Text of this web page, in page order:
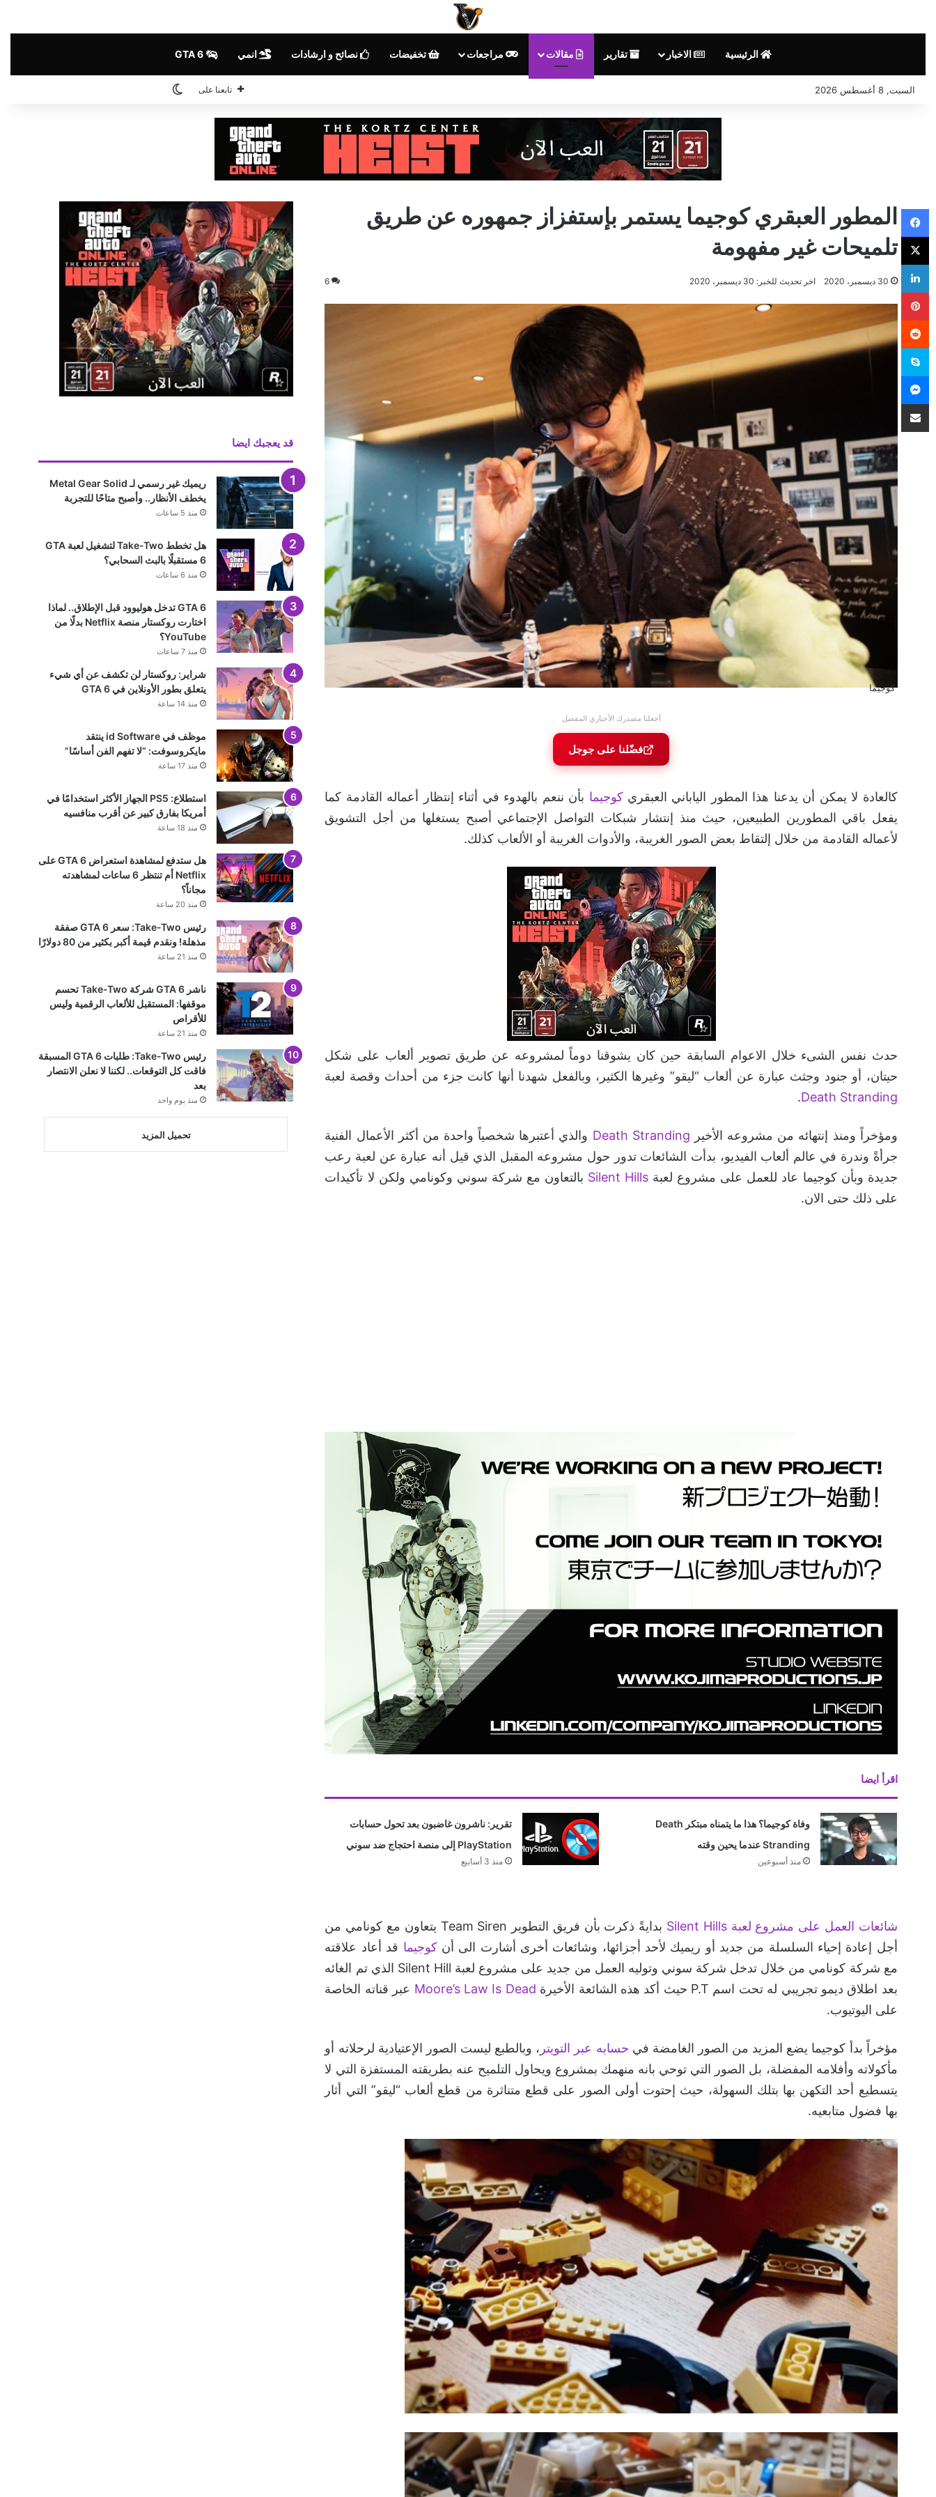
الرئيسية الاخبار تقارير مقالات مراجعات تخفيضات نصائح و ارشادات انمي
السبت, 8 أغسطس 2026 تابعنا على الوضع المظلم
المطور العبقري كوجيما يستمر بإستفزاز جمهوره عن طريق
تلميحات غير مفهومة
30 ديسمبر، 2020 اخر تحديث للخبر: 30 ديسمبر، 2020 6
كوجيما
أجعلنا مصدرك الأخباري المفضل
فضّلنا على جوجل
كالعادة لا يمكن أن يدعنا هذا المطور الياباني العبقريكوجيما بأن ننعم بالهدوء في أثناء إنتظار أعماله القادمة كما
يفعل باقي المطورين الطبيعين، حيث منذ إنتشار شبكات التواصل الإجتماعي أصبح يستغلها من أجل التشويق
لأعماله القادمة من خلال إلتقاط بعض الصور الغريبة، والأدوات الغريبة أو الألعاب كذلك.
حدث نفس الشىء خلال الاعوام السابقة حين كان يشوقنا دوماً لمشروعه عن طريق تصوير ألعاب على شكل
حيتان، أو جنود وجثث عبارة عن ألعاب “ليقو” وغيرها الكثير، وبالفعل شهدنا أنها كانت جزء من أحداث وقصة لعبة
Death Stranding
.
ومؤخراً ومنذ إنتهائه من مشروعه الأخير Death Stranding والذي أعتبرها شخصياً واحدة من أكثر الأعمال الفنية
جرأةً وندرة في عالم ألعاب الفيديو، بدأت الشائعات تدور حول مشروعه المقبل الذي قيل أنه عبارة عن لعبة رعب
جديدة وبأن كوجيما عاد للعمل على مشروع لعبة Silent Hills بالتعاون مع شركة سوني وكونامي ولكن لا تأكيدات
على ذلك حتى الان.
اقرأ ايضا
وفاة كوجيما؟ هذا ما يتمناه مبتكر Death
Stranding عندما يحين وقته
منذ أسبوعين
تقرير: ناشرون غاضبون بعد تحول حسابات
PlayStation إلى منصة احتجاج ضد سوني
منذ 3 أسابيع
شائعات العمل على مشروع لعبة Silent Hills
بدايةً ذكرت بأن فريق التطوير Team Siren يتعاون مع كونامي من
أجل إعادة إحياء السلسلة من جديد أو ريميك لأحد أجزائها، وشائعات أخرى أشارت الى أنكوجيما قد أعاد علاقته
مع شركة كونامي من خلال تدخل شركة سوني وتوليه العمل من جديد على مشروع لعبة Silent Hill الذي تم الغائه
بعد اطلاق ديمو تجريبي له تحت اسم P.T حيث أكد هذه الشائعة الأخيرة
Moore’s Law Is Dead عبر قناته الخاصة
على اليوتيوب.
مؤخراً بدأ كوجيما يضع المزيد من الصور الغامضة في حسابه عبر التويتر ، وبالطبع ليست الصور الإعتيادية لرحلاته أو
مأكولاته وأفلامه المفضلة، بل الصور التي توحي بانه منهمك بمشروع ويحاول التلميح عنه بطريقته المستفزة التي لا
يتسطيع أحد التكهن بها بتلك السهولة، حيث إحتوت أولى الصور على قطع متناثرة من قطع ألعاب “ليقو” التي أثار
بها فضول متابعيه.
قد يعجبك ايضا
ريميك غير رسمي لـ Metal Gear Solid
يخطف الأنظار.. وأصبح متاحًا للتجربة
منذ 5 ساعات
هل تخطط Take-Two لتشغيل لعبة GTA
6 مستقبلًا بالبث السحابي؟
منذ 6 ساعات
GTA 6 تدخل هوليوود قبل الإطلاق.. لماذا
اختارت روكستار منصة Netflix بدلًا من
YouTube؟
منذ 7 ساعات
شراير: روكستار لن تكشف عن أي شيء
يتعلق بطور الأونلاين في GTA 6
منذ 14 ساعة
موظف في id Software ينتقد
مايكروسوفت: “لا تفهم الفن أساسًا”
منذ 17 ساعة
استطلاع: PS5 الجهاز الأكثر استخدامًا في
أمريكا بفارق كبير عن أقرب منافسيه
منذ 18 ساعة
هل ستدفع لمشاهدة استعراض GTA 6 على
Netflix أم تنتظر 6 ساعات لمشاهدته
مجاناً؟
منذ 20 ساعة
رئيس Take-Two: سعر GTA 6 صفقة
مذهلة! ونقدم قيمة أكبر بكثير من 80 دولارًا
منذ 21 ساعة
ناشر GTA 6 شركة Take-Two تحسم
موقفها: المستقبل للألعاب الرقمية وليس
للأقراص
منذ 21 ساعة
رئيس Take-Two: طلبات GTA 6 المسبقة
فاقت كل التوقعات.. لكننا لا نعلن الانتصار
بعد
منذ يوم واحد
تحميل المزيد
فيسبوك
‫X
لينكدإن
بينتيريست
سكايب
ماسنجر
مشاركة عبر البريد